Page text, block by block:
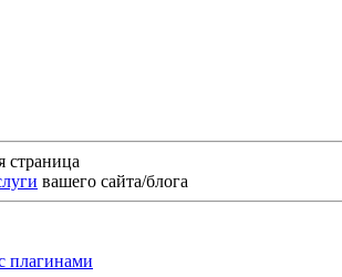
страница
вашего сайта/блога
плагинами